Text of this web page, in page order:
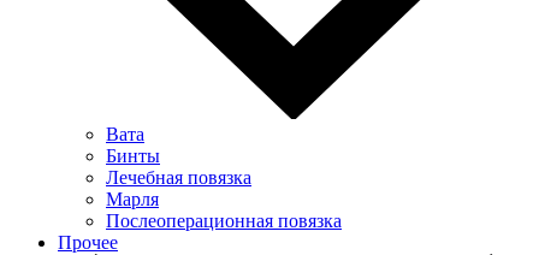
Вата
Бинты
Лечебная повязка
Марля
Послеоперационная повязка
Прочее